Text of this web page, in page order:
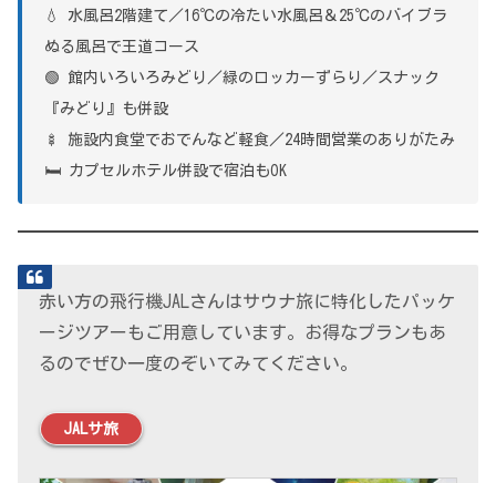
💧 水風呂2階建て／16℃の冷たい水風呂＆25℃のバイブラ
ぬる風呂で王道コース
🟢 館内いろいろみどり／緑のロッカーずらり／スナック
『みどり』も併設
🍢 施設内食堂でおでんなど軽食／24時間営業のありがたみ
🛏 カプセルホテル併設で宿泊もOK
赤い方の飛行機JALさんはサウナ旅に特化したパッケ
ージツアーもご用意しています。お得なプランもあ
るのでぜひ一度のぞいてみてください。
JALサ旅